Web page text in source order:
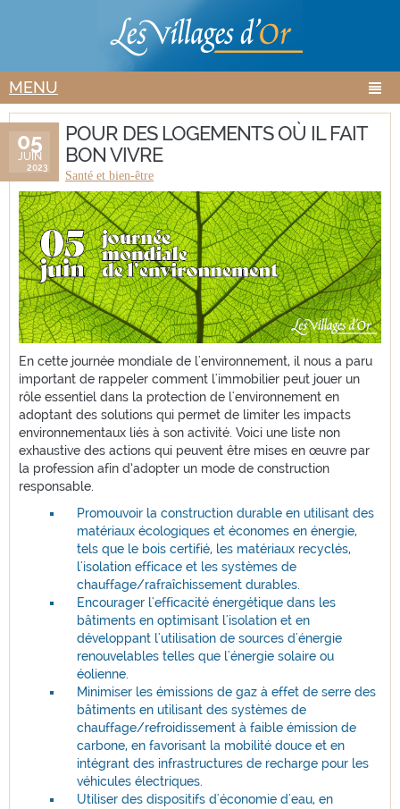
MENU
POUR DES LOGEMENTS OÙ IL FAIT
BON VIVRE
05
JUIN
2023
Santé et bien-être
En cette journée mondiale de l'environnement, il nous a paru
important de rappeler comment l'immobilier peut jouer un
rôle essentiel dans la protection de l'environnement en
adoptant des solutions qui permet de limiter les impacts
environnementaux liés à son activité. Voici une liste non
exhaustive des actions qui peuvent être mises en œuvre par
la profession afin d’adopter un mode de construction
responsable.
Promouvoir la construction durable en utilisant des
matériaux écologiques et économes en énergie,
tels que le bois certifié, les matériaux recyclés,
l'isolation efficace et les systèmes de
chauffage/rafraîchissement durables.
Encourager l'efficacité énergétique dans les
bâtiments en optimisant l'isolation et en
développant l'utilisation de sources d'énergie
renouvelables telles que l'énergie solaire ou
éolienne.
Minimiser les émissions de gaz à effet de serre des
bâtiments en utilisant des systèmes de
chauffage/refroidissement à faible émission de
carbone, en favorisant la mobilité douce et en
intégrant des infrastructures de recharge pour les
véhicules électriques.
Utiliser des dispositifs d'économie d'eau, en